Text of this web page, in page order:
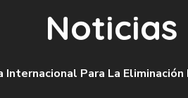
Noticias
Internacional Para La